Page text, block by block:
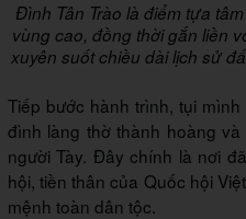
Đình Tân Trào là điểm tựa
vùng cao, đồng thời gắn liền
xuyên suốt chiều dài lịch sử
Tiếp bước hành trình, tụi
đình làng thờ thành hoàng
người Tày. Đây chính là nơi
hội, tiền thân của Quốc hội
mệnh toàn dân tộc.